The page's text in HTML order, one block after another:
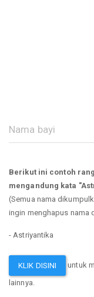
Berikut ini contoh
mengandung kata
(Semua nama
ingin menghapus nama
- Astriyantika
KLIK DISINI untuk
lainnya.